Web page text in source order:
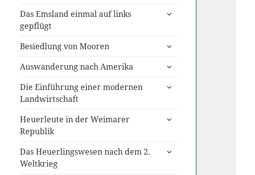
Das Emsland einmal auf links
gepflügt
untermenü
Besiedlung von Mooren
untermenü
Auswanderung nach Amerika
untermenü
Die Einführung einer modernen
Landwirtschaft
untermenü
Heuerleute in der Weimarer
Republik
untermenü
Das Heuerlingswesen nach dem 2.
Weltkrieg
untermenü